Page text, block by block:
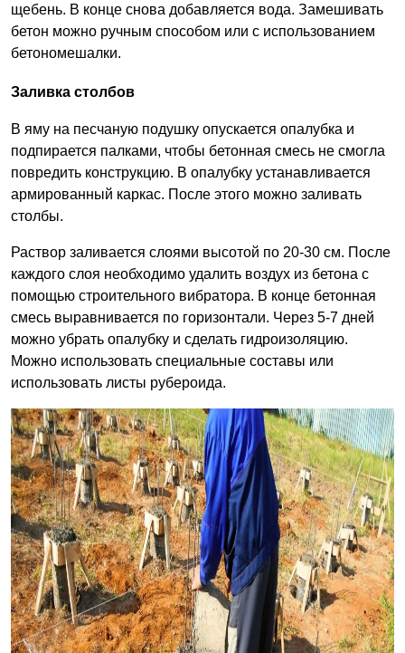
щебень. В конце снова добавляется вода. Замешивать
бетон можно ручным способом или с использованием
бетономешалки.
Заливка столбов
В яму на песчаную подушку опускается опалубка и
подпирается палками, чтобы бетонная смесь не смогла
повредить конструкцию. В опалубку устанавливается
армированный каркас. После этого можно заливать
столбы.
Раствор заливается слоями высотой по 20-30 см. После
каждого слоя необходимо удалить воздух из бетона с
помощью строительного вибратора. В конце бетонная
смесь выравнивается по горизонтали. Через 5-7 дней
можно убрать опалубку и сделать гидроизоляцию.
Можно использовать специальные составы или
использовать листы рубероида.